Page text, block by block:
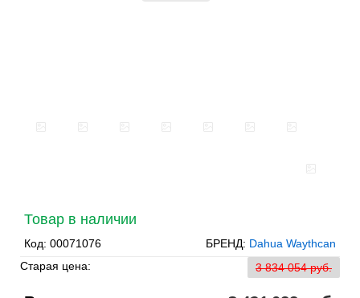
Товар в наличии
Код: 00071076 БРЕНД: Dahua Waythcan
Старая цена:
3 834 054 pуб.